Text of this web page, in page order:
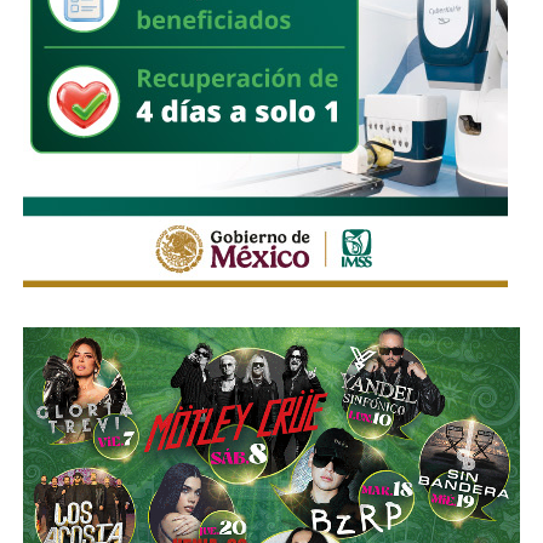
EL MAGUEYCITO
El Magueycitoes cocina artesanal italiana artesanal
con toque mexicano. Prepara pizzas y calzones al
horno, cuenta con servicio a domicilio, además de
estar presentes en diferentes eventos que por sus redes